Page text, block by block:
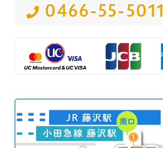
0466-55-5011